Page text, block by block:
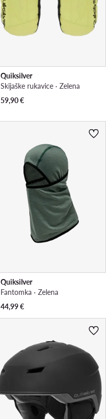
Quiksilver
Skijaške rukavice · Zelena
59,90€
Quiksilver
Fantomka · Zelena
44,99€